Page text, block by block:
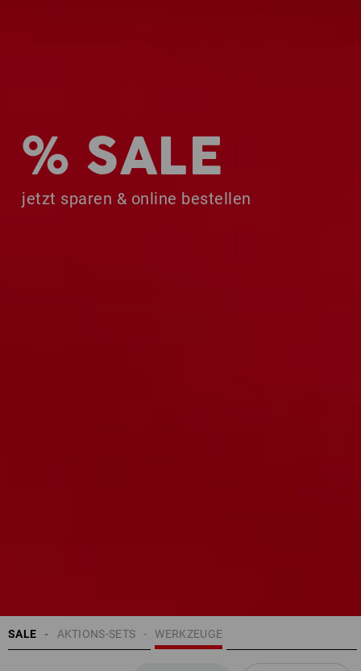
% SALE
jetzt sparen & online bestellen
SALE WERKZEUGE
AKTIONS-SETS